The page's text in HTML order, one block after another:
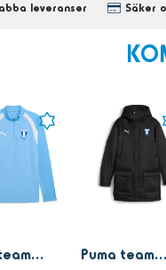
leveranser Säker
Puma teamFINAL26 Training 1/4 Zip Top Light blue
Puma teamFINAL Winter Jacket Black